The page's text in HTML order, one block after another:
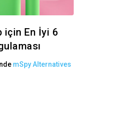
için En İyi 6
mSpy Alternatives